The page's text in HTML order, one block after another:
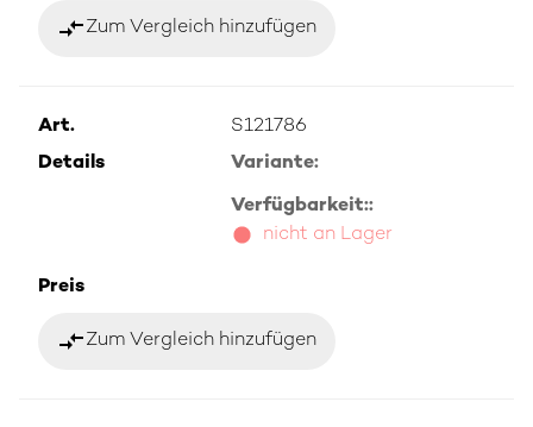
compare_arrowsZum Vergleich hinzufügen
Art.
S121786
Details
Variante:
Verfügbarkeit::
nicht an Lager
Preis
compare_arrowsZum Vergleich hinzufügen